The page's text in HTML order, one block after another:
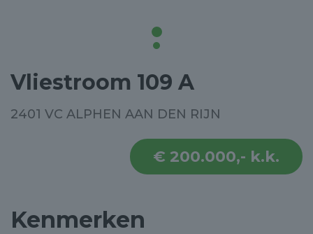
Vliestroom 109 A
2401 VC ALPHEN AAN DEN RIJN
€ 200.000,- k.k.
Kenmerken